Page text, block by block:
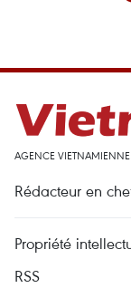
AGENCE
Rédacteur en
Propriété
RSS